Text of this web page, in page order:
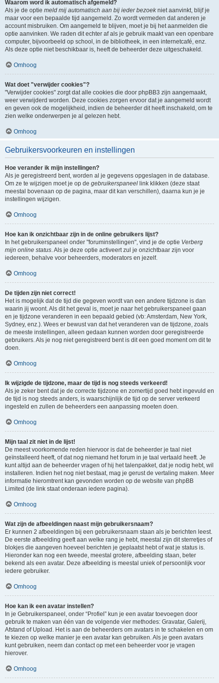
Waarom word ik automatisch afgemeld?
Als je de optie meld mij automatisch aan bij ieder bezoekniet aanvinkt, blijf je
maar voor een bepaalde tijd aangemeld. Zo wordt vermeden dat anderen je
account misbruiken. Om aangemeld te blijven, moet je bij het aanmelden die
optie aanvinken. We raden dit echter af als je gebruik maakt van een openbare
computer, bijvoorbeeld op school, in de bibliotheek, in een internetcafé, enz.
Als deze optie niet beschikbaar is, heeft de beheerder deze uitgeschakeld.
Omhoog
Wat doet "verwijder cookies"?
"Verwijder cookies" zorgt dat alle cookies die door phpBB3 zijn aangemaakt,
weer verwijderd worden. Deze cookies zorgen ervoor dat je aangemeld wordt
en geven ook de mogelijkheid, indien de beheerder dit heeft inschakeld, om te
zien welke onderwerpen je al gelezen hebt.
Omhoog
Gebruikersvoorkeuren en instellingen
Hoe verander ik mijn instellingen?
Als je geregistreerd bent, worden al je gegevens opgeslagen in de database.
Om ze te wijzigen moet je op de gebruikerspaneel link klikken (deze staat
meestal bovenaan op de pagina, maar dit kan verschillen), daarna kun je je
instellingen wijzigen.
Omhoog
Hoe kan ik onzichtbaar zijn in de online gebruikers lijst?
In het gebruikerspaneel onder "foruminstellingen", vind je de optie Verberg
mijn online status. Als je deze optie activeert zul je onzichtbaar zijn voor
iedereen, behalve voor beheerders, moderators en jezelf.
Omhoog
De tijden zijn niet correct!
Het is mogelijk dat de tijd die gegeven wordt van een andere tijdzone is dan
waarin jij woont. Als dit het geval is, moet je naar het gebruikerspaneel gaan
en je tijdzone veranderen in een bepaald gebied (vb: Amsterdam, New York,
Sydney, enz.). Wees er bewust van dat het veranderen van de tijdzone, zoals
de meeste instellingen, alleen gedaan kunnen worden door geregistreerde
gebruikers. Als je nog niet geregistreerd bent is dit een goed moment om dit te
doen.
Omhoog
Ik wijzigde de tijdzone, maar de tijd is nog steeds verkeerd!
Als je zeker bent dat je de correcte tijdzone en zomertijd goed hebt ingevuld en
de tijd is nog steeds anders, is waarschijnlijk de tijd op de server verkeerd
ingesteld en zullen de beheerders een aanpassing moeten doen.
Omhoog
Mijn taal zit niet in de lijst!
De meest voorkomende reden hiervoor is dat de beheerder je taal niet
geïnstalleerd heeft, of dat nog niemand het forum in je taal vertaald heeft. Je
kunt altijd aan de beheerder vragen of hij het talenpakket, dat je nodig hebt, wil
installeren. Indien het nog niet bestaat, mag je gerust de vertaling maken. Meer
informatie hieromtrent kan gevonden worden op de website van phpBB
Limited (de link staat onderaan iedere pagina).
Omhoog
Wat zijn de afbeeldingen naast mijn gebruikersnaam?
Er kunnen 2 afbeeldingen bij een gebruikersnaam staan als je berichten leest.
De eerste afbeelding geeft aan welke rang je hebt, meestal zijn dit sterretjes of
blokjes die aangeven hoeveel berichten je geplaatst hebt of wat je status is.
Hieronder kan nog een tweede, meestal grotere, afbeelding staan, beter
bekend als een avatar. Deze afbeelding is meestal uniek of persoonlijk voor
iedere gebruiker.
Omhoog
Hoe kan ik een avatar instellen?
In je Gebruikerspaneel, onder “Profiel” kun je een avatar toevoegen door
gebruik te maken van één van de volgende vier methodes: Gravatar, Galerij,
Afstand of Upload. Het is aan de beheerders om avatars in te schakelen en om
te kiezen op welke manier je een avatar kan gebruiken. Als je geen avatars
kunt gebruiken, neem dan contact op met een beheerder voor je vragen
hierover.
Omhoog